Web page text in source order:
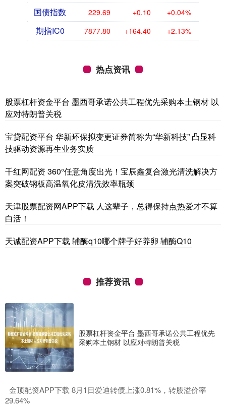
国债指数 229.69 +0.10 +0.04%
期指IC0 7877.80 +164.40 +2.13%
热点资讯
股票杠杆资金平台 墨西哥承诺公共工程优先采购本土钢材 以
应对特朗普关税
宝贷配资平台 华新环保拟变更证券简称为“华新科技” 凸显科
技驱动资源再生业务实质
千红网配资 360°任意角度出光！宝辰鑫复合激光清洗解决方
案突破钢板高温氧化皮清洗效率瓶颈
天津股票配资网APP下载 人这辈子，总得保持点热爱才不算
白活！
天诚配资APP下载 辅酶q10哪个牌子好养卵 辅酶Q10
推荐资讯
股票杠杆资金平台 墨西哥承诺公共工程优先
采购本土钢材 以应对特朗普关税
​金顶配资APP下载 8月1日爱迪转债上涨0.81%，转股溢价率
29.64%